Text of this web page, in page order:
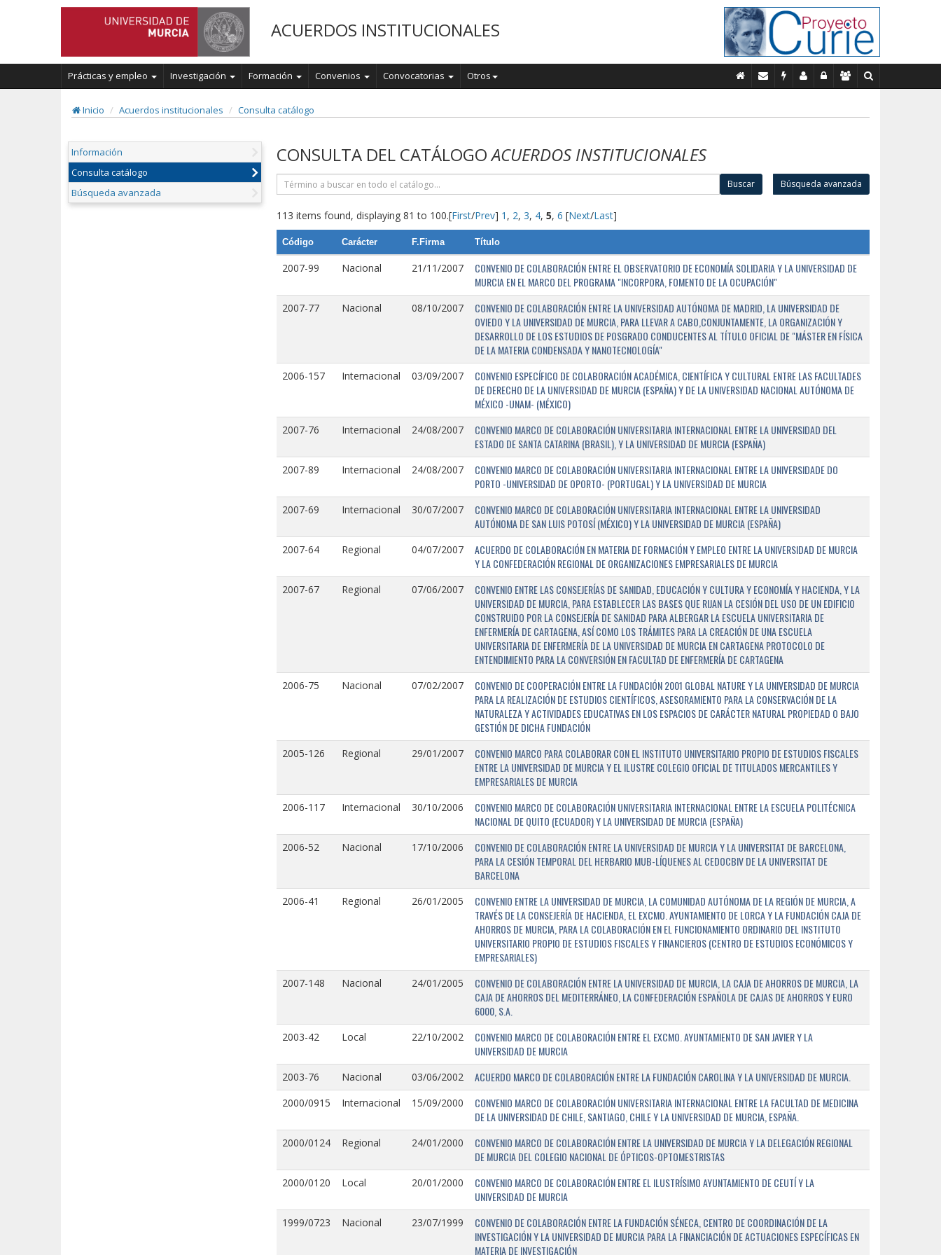
ACUERDOS INSTITUCIONALES
Prácticas y empleo Investigación Formación Convenios Convocatorias Otros
Inicio Acuerdos institucionales Consulta catálogo
Información
Consulta catálogo
Búsqueda avanzada
CONSULTA DEL CATÁLOGOACUERDOS INSTITUCIONALES
Buscar Búsqueda avanzada
113 items found, displaying 81 to 100.[First/Prev] 1 , 2, 3, 4, 5, 6 [Next/Last]
Código Carácter F.Firma Título
2007-99 Nacional 21/11/2007
CONVENIO DE COLABORACIÓN ENTRE EL OBSERVATORIO DE ECONOMÍA SOLIDARIA Y LA UNIVERSIDAD DE
MURCIA EN EL MARCO DEL PROGRAMA "INCORPORA, FOMENTO DE LA OCUPACIÓN"
2007-77 Nacional 08/10/2007
CONVENIO DE COLABORACIÓN ENTRE LA UNIVERSIDAD AUTÓNOMA DE MADRID, LA UNIVERSIDAD DE
OVIEDO Y LA UNIVERSIDAD DE MURCIA, PARA LLEVAR A CABO,CONJUNTAMENTE, LA ORGANIZACIÓN Y
DESARROLLO DE LOS ESTUDIOS DE POSGRADO CONDUCENTES AL TÍTULO OFICIAL DE "MÁSTER EN FÍSICA
DE LA MATERIA CONDENSADA Y NANOTECNOLOGÍA"
2006-157 Internacional 03/09/2007
CONVENIO ESPECÍFICO DE COLABORACIÓN ACADÉMICA, CIENTÍFICA Y CULTURAL ENTRE LAS FACULTADES
DE DERECHO DE LA UNIVERSIDAD DE MURCIA (ESPAÑA) Y DE LA UNIVERSIDAD NACIONAL AUTÓNOMA DE
MÉXICO -UNAM- (MÉXICO)
2007-76 Internacional 24/08/2007
CONVENIO MARCO DE COLABORACIÓN UNIVERSITARIA INTERNACIONAL ENTRE LA UNIVERSIDAD DEL
ESTADO DE SANTA CATARINA (BRASIL), Y LA UNIVERSIDAD DE MURCIA (ESPAÑA)
2007-89 Internacional 24/08/2007
CONVENIO MARCO DE COLABORACIÓN UNIVERSITARIA INTERNACIONAL ENTRE LA UNIVERSIDADE DO
PORTO -UNIVERSIDAD DE OPORTO- (PORTUGAL) Y LA UNIVERSIDAD DE MURCIA
2007-69 Internacional 30/07/2007
CONVENIO MARCO DE COLABORACIÓN UNIVERSITARIA INTERNACIONAL ENTRE LA UNIVERSIDAD
AUTÓNOMA DE SAN LUIS POTOSÍ (MÉXICO) Y LA UNIVERSIDAD DE MURCIA (ESPAÑA)
2007-64 Regional 04/07/2007
ACUERDO DE COLABORACIÓN EN MATERIA DE FORMACIÓN Y EMPLEO ENTRE LA UNIVERSIDAD DE MURCIA
Y LA CONFEDERACIÓN REGIONAL DE ORGANIZACIONES EMPRESARIALES DE MURCIA
2007-67 Regional 07/06/2007
CONVENIO ENTRE LAS CONSEJERÍAS DE SANIDAD, EDUCACIÓN Y CULTURA Y ECONOMÍA Y HACIENDA, Y LA
UNIVERSIDAD DE MURCIA, PARA ESTABLECER LAS BASES QUE RIJAN LA CESIÓN DEL USO DE UN EDIFICIO
CONSTRUIDO POR LA CONSEJERÍA DE SANIDAD PARA ALBERGAR LA ESCUELA UNIVERSITARIA DE
ENFERMERÍA DE CARTAGENA, ASÍ COMO LOS TRÁMITES PARA LA CREACIÓN DE UNA ESCUELA
UNIVERSITARIA DE ENFERMERÍA DE LA UNIVERSIDAD DE MURCIA EN CARTAGENA PROTOCOLO DE
ENTENDIMIENTO PARA LA CONVERSIÓN EN FACULTAD DE ENFERMERÍA DE CARTAGENA
2006-75 Nacional 07/02/2007
CONVENIO DE COOPERACIÓN ENTRE LA FUNDACIÓN 2001 GLOBAL NATURE Y LA UNIVERSIDAD DE MURCIA
PARA LA REALIZACIÓN DE ESTUDIOS CIENTÍFICOS, ASESORAMIENTO PARA LA CONSERVACIÓN DE LA
NATURALEZA Y ACTIVIDADES EDUCATIVAS EN LOS ESPACIOS DE CARÁCTER NATURAL PROPIEDAD O BAJO
GESTIÓN DE DICHA FUNDACIÓN
2005-126 Regional 29/01/2007
CONVENIO MARCO PARA COLABORAR CON EL INSTITUTO UNIVERSITARIO PROPIO DE ESTUDIOS FISCALES
ENTRE LA UNIVERSIDAD DE MURCIA Y EL ILUSTRE COLEGIO OFICIAL DE TITULADOS MERCANTILES Y
EMPRESARIALES DE MURCIA
2006-117 Internacional 30/10/2006
CONVENIO MARCO DE COLABORACIÓN UNIVERSITARIA INTERNACIONAL ENTRE LA ESCUELA POLITÉCNICA
NACIONAL DE QUITO (ECUADOR) Y LA UNIVERSIDAD DE MURCIA (ESPAÑA)
2006-52 Nacional 17/10/2006
CONVENIO DE COLABORACIÓN ENTRE LA UNIVERSIDAD DE MURCIA Y LA UNIVERSITAT DE BARCELONA,
PARA LA CESIÓN TEMPORAL DEL HERBARIO MUB-LÍQUENES AL CEDOCBIV DE LA UNIVERSITAT DE
BARCELONA
2006-41 Regional 26/01/2005
CONVENIO ENTRE LA UNIVERSIDAD DE MURCIA, LA COMUNIDAD AUTÓNOMA DE LA REGIÓN DE MURCIA, A
TRAVÉS DE LA CONSEJERÍA DE HACIENDA, EL EXCMO. AYUNTAMIENTO DE LORCA Y LA FUNDACIÓN CAJA DE
AHORROS DE MURCIA, PARA LA COLABORACIÓN EN EL FUNCIONAMIENTO ORDINARIO DEL INSTITUTO
UNIVERSITARIO PROPIO DE ESTUDIOS FISCALES Y FINANCIEROS (CENTRO DE ESTUDIOS ECONÓMICOS Y
EMPRESARIALES)
2007-148 Nacional 24/01/2005
CONVENIO DE COLABORACIÓN ENTRE LA UNIVERSIDAD DE MURCIA, LA CAJA DE AHORROS DE MURCIA, LA
CAJA DE AHORROS DEL MEDITERRÁNEO, LA CONFEDERACIÓN ESPAÑOLA DE CAJAS DE AHORROS Y EURO
6000, S.A.
2003-42 Local 22/10/2002
CONVENIO MARCO DE COLABORACIÓN ENTRE EL EXCMO. AYUNTAMIENTO DE SAN JAVIER Y LA
UNIVERSIDAD DE MURCIA
2003-76 Nacional 03/06/2002 ACUERDO MARCO DE COLABORACIÓN ENTRE LA FUNDACIÓN CAROLINA Y LA UNIVERSIDAD DE MURCIA.
2000/0915 Internacional 15/09/2000
CONVENIO MARCO DE COLABORACIÓN UNIVERSITARIA INTERNACIONAL ENTRE LA FACULTAD DE MEDICINA
DE LA UNIVERSIDAD DE CHILE, SANTIAGO, CHILE Y LA UNIVERSIDAD DE MURCIA, ESPAÑA.
2000/0124 Regional 24/01/2000
CONVENIO MARCO DE COLABORACIÓN ENTRE LA UNIVERSIDAD DE MURCIA Y LA DELEGACIÓN REGIONAL
DE MURCIA DEL COLEGIO NACIONAL DE ÓPTICOS-OPTOMESTRISTAS
2000/0120 Local 20/01/2000
CONVENIO MARCO DE COLABORACIÓN ENTRE EL ILUSTRÍSIMO AYUNTAMIENTO DE CEUTÍ Y LA
UNIVERSIDAD DE MURCIA
1999/0723 Nacional 23/07/1999
CONVENIO DE COLABORACIÓN ENTRE LA FUNDACIÓN SÉNECA, CENTRO DE COORDINACIÓN DE LA
INVESTIGACIÓN Y LA UNIVERSIDAD DE MURCIA PARA LA FINANCIACIÓN DE ACTUACIONES ESPECÍFICAS EN
MATERIA DE INVESTIGACIÓN